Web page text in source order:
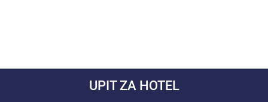
UPIT ZA HOTEL